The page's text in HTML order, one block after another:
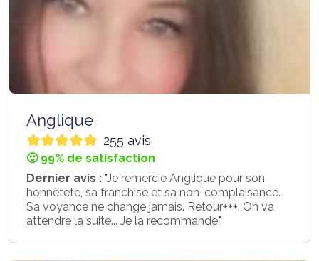
Anglique
255 avis
🙂 99% de satisfaction
Dernier avis : "Je remercie Anglique pour son
honnêteté, sa franchise et sa non-complaisance.
Sa voyance ne change jamais. Retour+++. On va
attendre la suite... Je la recommande."